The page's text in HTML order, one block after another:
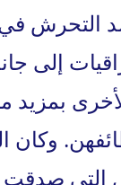
التحرش
إلى
بمزيد
وكان
التي صدقت